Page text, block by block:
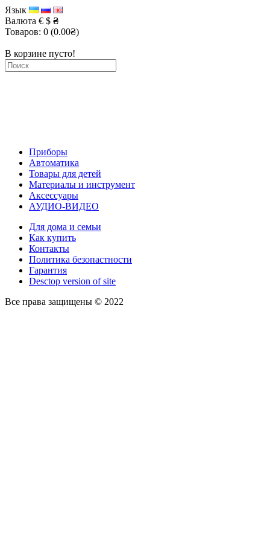
Язык
Валюта € $ ₴
Товаров: 0 (0.00₴)
В корзине пусто!
Приборы
Автоматика
Товары для детей
Материалы и инструмент
Аксессуары
АУДИО-ВИДЕО
Для дома и семьи
Как купить
Контакты
Политика безопастности
Гарантия
Desctop version of site
Все права защищены © 2022